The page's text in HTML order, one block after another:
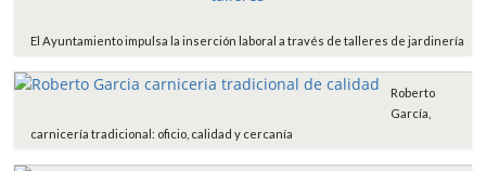
El Ayuntamiento impulsa la inserción laboral a través de talleres de jardinería
Roberto
García,
carnicería tradicional: oficio, calidad y cercanía